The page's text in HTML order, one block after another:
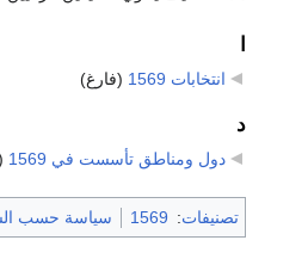
انتخابات 1569 (فارغ)
د
دول ومناطق تأسست في 1569
تصنيفات:
1569 سياسة حسب